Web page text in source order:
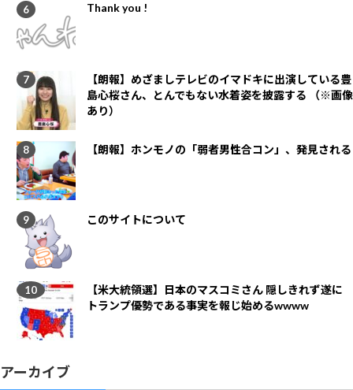
Thank you !
【朗報】めざましテレビのイマドキに出演している豊
島心桜さん、とんでもない水着姿を披露する （※画像
あり）
【朗報】ホンモノの「弱者男性合コン」、発見される
このサイトについて
【米大統領選】日本のマスコミさん 隠しきれず遂に
トランプ優勢である事実を報じ始めるwwww
アーカイブ